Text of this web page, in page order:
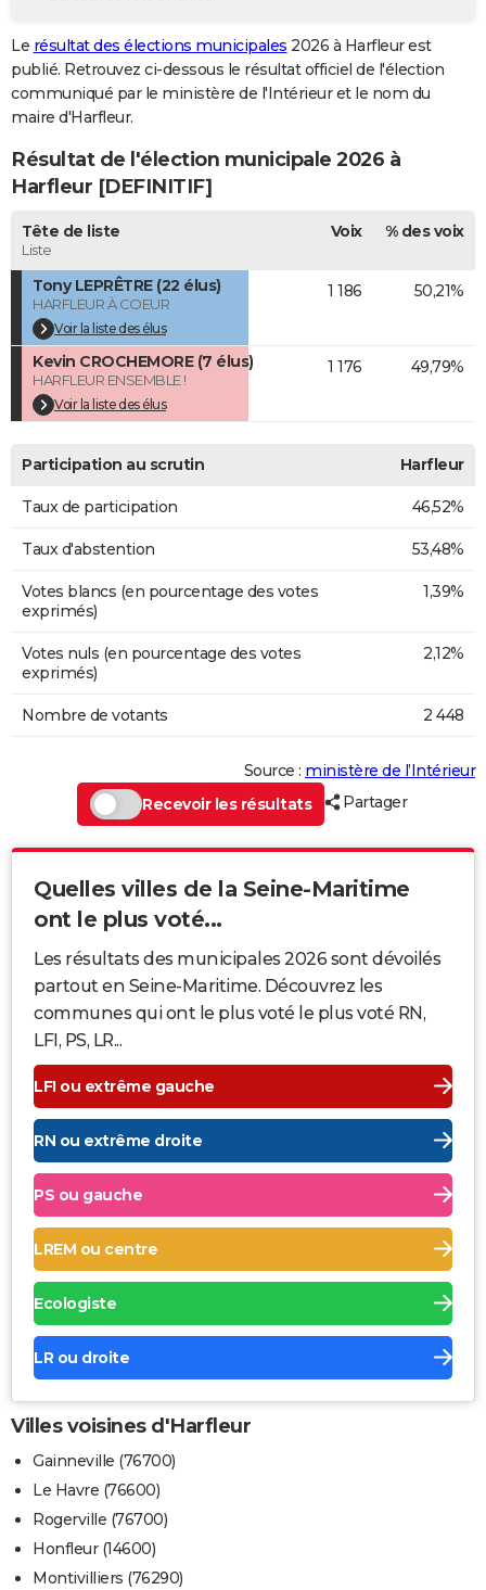
GUIDES D'ACHAT
BONS PLANS
CARTE DE VOEUX
Carte de Noël
Carte Bonne année
Carte Saint-Valentin
Carte Pâques
Carte d'anniversaire
DICTIONNAIRE
Dictionnaire
Biographies
Citations
Expressions
Proverbes
PROGRAMME TV
COPAINS D'AVANT
S'inscrire
Se connecter
Lycées
Collèges
Primaires
Universités
Entreprises
Service militaire
Avis de recherche
AVIS DE DÉCÈS
FORUM
Bricolage
Lifestyle
Culture
Sport
Auto
Television
Voyage
Cinema
Le résultat des élections municipales 2026 à Harfleur est
publié. Retrouvez ci-dessous le résultat officiel de l'élection
communiqué par le ministère de l'Intérieur et le nom du
maire d'Harfleur.
Résultat de l'élection municipale 2026 à
Harfleur [DEFINITIF]
Tête de liste
Liste
Voix % des voix
Tony LEPRÊTRE (22 élus)
HARFLEUR À COEUR
Voir la liste des élus
1 186 50,21%
Kevin CROCHEMORE (7 élus)
HARFLEUR ENSEMBLE !
Voir la liste des élus
1 176 49,79%
Participation au scrutin Harfleur
Taux de participation 46,52%
Taux d'abstention 53,48%
Votes blancs (en pourcentage des votes
exprimés)
1,39%
Votes nuls (en pourcentage des votes
exprimés)
2,12%
Nombre de votants 2 448
Source : ministère de l’Intérieur
Recevoir les résultats
Partager
Quelles villes de la Seine-Maritime
ont le plus voté...
Les résultats des municipales 2026 sont dévoilés
partout en Seine-Maritime. Découvrez les
communes qui ont le plus voté le plus voté RN,
LFI, PS, LR...
LFI ou extrême gauche
RN ou extrême droite
PS ou gauche
LREM ou centre
Ecologiste
LR ou droite
Villes voisines d'Harfleur
Gainneville (76700)
Le Havre (76600)
Rogerville (76700)
Honfleur (14600)
Montivilliers (76290)